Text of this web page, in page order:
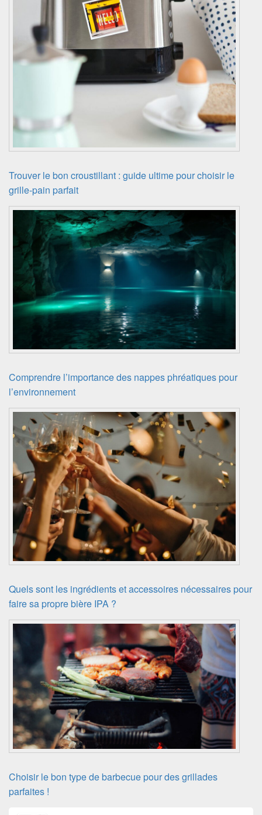
Trouver le bon croustillant : guide ultime pour choisir le
grille-pain parfait
Comprendre l’importance des nappes phréatiques pour
l’environnement
Quels sont les ingrédients et accessoires nécessaires pour
faire sa propre bière IPA ?
Choisir le bon type de barbecue pour des grillades
parfaites !